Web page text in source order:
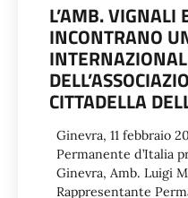
L’AMB. VIGNALI
INCONTRANO
CITTADELLA
Ginevra, 11 febbraio
Permanente d’Italia
Ginevra, Amb. Luigi
Rappresentante